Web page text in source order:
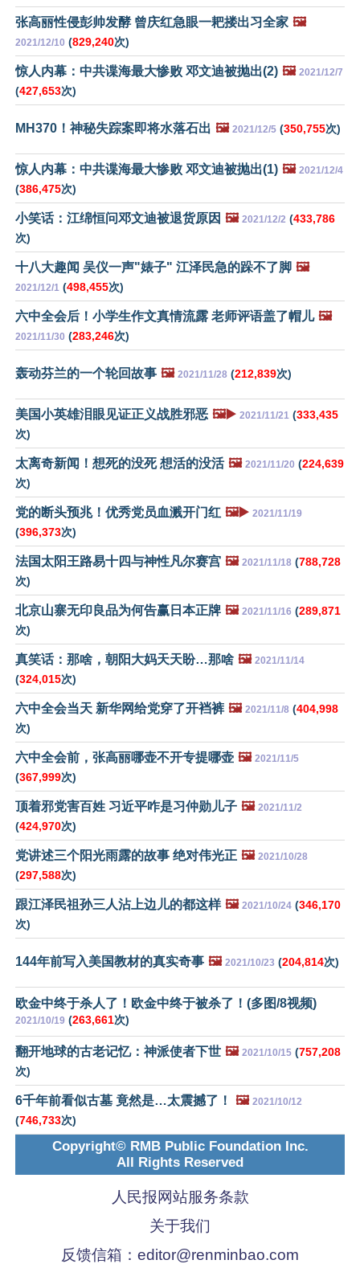
张高丽性侵彭帅发酵 曾庆红急眼一耙搂出习全家 🖼️
2021/12/10 (829,240次)
惊人内幕：中共谍海最大惨败 邓文迪被抛出(2) 🖼️ 2021/12/7
(427,653次)
MH370！神秘失踪案即将水落石出 🖼️ 2021/12/5 (350,755次)
惊人内幕：中共谍海最大惨败 邓文迪被抛出(1) 🖼️ 2021/12/4
(386,475次)
小笑话：江绵恒问邓文迪被退货原因 🖼️ 2021/12/2 (433,786
次)
十八大趣闻 吴仪一声"婊子" 江泽民急的跺不了脚 🖼️
2021/12/1 (498,455次)
六中全会后！小学生作文真情流露 老师评语盖了帽儿 🖼️
2021/11/30 (283,246次)
轰动芬兰的一个轮回故事 🖼️ 2021/11/28 (212,839次)
美国小英雄泪眼见证正义战胜邪恶 🖼️▶️ 2021/11/21 (333,435
次)
太离奇新闻！想死的没死 想活的没活 🖼️ 2021/11/20 (224,639
次)
党的断头预兆！优秀党员血溅开门红 🖼️▶️ 2021/11/19
(396,373次)
法国太阳王路易十四与神性凡尔赛宫 🖼️ 2021/11/18 (788,728
次)
北京山寨无印良品为何告赢日本正牌 🖼️ 2021/11/16 (289,871
次)
真笑话：那啥，朝阳大妈天天盼…那啥 🖼️ 2021/11/14
(324,015次)
六中全会当天 新华网给党穿了开裆裤 🖼️ 2021/11/8 (404,998
次)
六中全会前，张高丽哪壶不开专提哪壶 🖼️ 2021/11/5
(367,999次)
顶着邪党害百姓 习近平咋是习仲勋儿子 🖼️ 2021/11/2
(424,970次)
党讲述三个阳光雨露的故事 绝对伟光正 🖼️ 2021/10/28
(297,588次)
跟江泽民祖孙三人沾上边儿的都这样 🖼️ 2021/10/24 (346,170
次)
144年前写入美国教材的真实奇事 🖼️ 2021/10/23 (204,814次)
欧金中终于杀人了！欧金中终于被杀了！(多图/8视频)
2021/10/19 (263,661次)
翻开地球的古老记忆：神派使者下世 🖼️ 2021/10/15 (757,208
次)
6千年前看似古墓 竟然是…太震撼了！ 🖼️ 2021/10/12
(746,733次)
Copyright© RMB Public Foundation Inc.
All Rights Reserved
人民报网站服务条款
关于我们
反馈信箱： editor@renminbao.com